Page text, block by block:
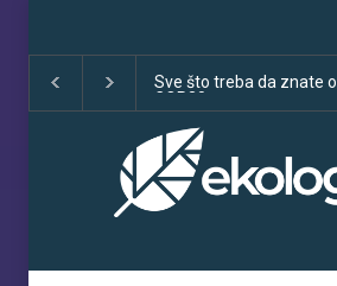
Sve što treba da znate o
COP30